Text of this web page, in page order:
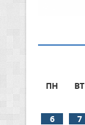
ПН
ВТ
6
7